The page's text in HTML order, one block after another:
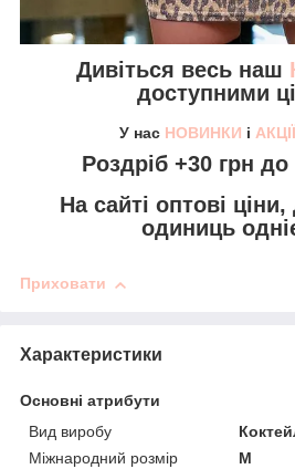
Дивіться весь наш
доступними
У нас НОВИНКИ і АКЦІЇ
Роздріб +30 грн до
На сайті оптові ціни,
одиниць
Приховати
Характеристики
Основні атрибути
Вид виробу
Міжнародний розмір
M